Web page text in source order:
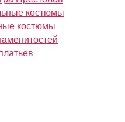
костюмы
костюмы